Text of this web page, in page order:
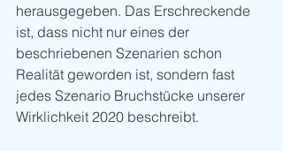
herausgegeben. Das Erschreckende
ist, dass nicht nur eines der
beschriebenen Szenarien schon
Realität geworden ist, sondern fast
jedes Szenario Bruchstücke unserer
Wirklichkeit 2020 beschreibt.